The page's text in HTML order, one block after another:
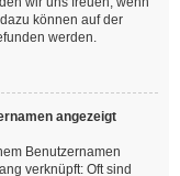
können auf der
werden.
angezeigt
Benutzernamen
verknüpft: Oft sind